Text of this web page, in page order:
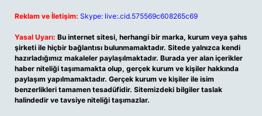
Reklam ve İletişim: Skype: live:.cid.575569c608265c69
Yasal Uyarı: Bu internet sitesi, herhangi bir marka, kurum veya şahıs
şirketi ile hiçbir bağlantısı bulunmamaktadır. Sitede yalnızca kendi
hazırladığımız makaleler paylaşılmaktadır. Burada yer alan içerikler
haber niteliği taşımamakta olup, gerçek kurum ve kişiler hakkında
paylaşım yapılmamaktadır. Gerçek kurum ve kişiler ile isim
benzerlikleri tamamen tesadüfidir. Sitemizdeki bilgiler taslak
halindedir ve tavsiye niteliği taşımazlar.